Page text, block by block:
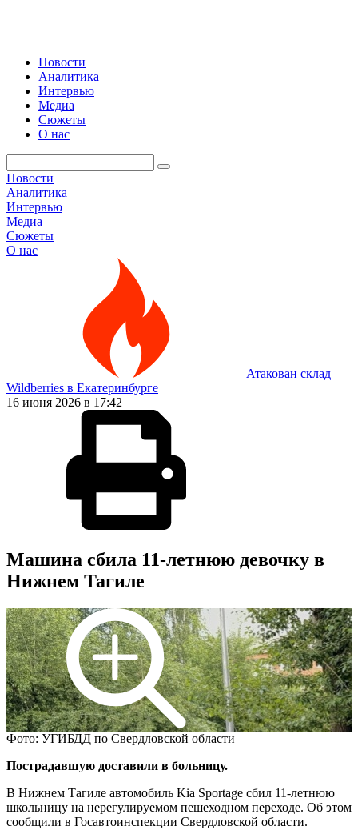
Новости
Аналитика
Интервью
Медиа
Сюжеты
О нас
Новости
Аналитика
Интервью
Медиа
Сюжеты
О нас
Атакован склад
Wildberries в Екатеринбурге
16 июня 2026 в 17:42
Машина сбила 11-летнюю девочку в
Нижнем Тагиле
Фото: УГИБДД по Свердловской области
Пострадавшую доставили в больницу.
В Нижнем Тагиле автомобиль Kia Sportage сбил 11-летнюю
школьницу на нерегулируемом пешеходном переходе. Об этом
сообщили в Госавтоинспекции Свердловской области.